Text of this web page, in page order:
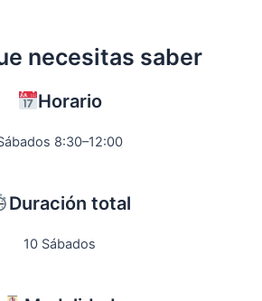
necesitas saber
Horario
8:30–12:00
Duración total
10 Sábados